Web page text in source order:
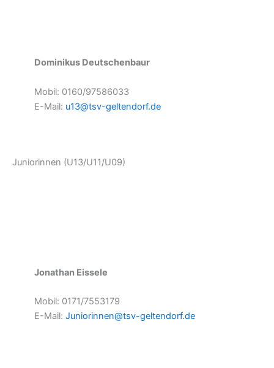
Dominikus Deutschenbaur
Mobil: 0160/97586033
E-Mail: u13@tsv-geltendorf.de
Juniorinnen (U13/U11/U09)
Jonathan Eissele
Mobil: 0171/7553179
E-Mail:Juniorinnen@tsv-geltendorf.de